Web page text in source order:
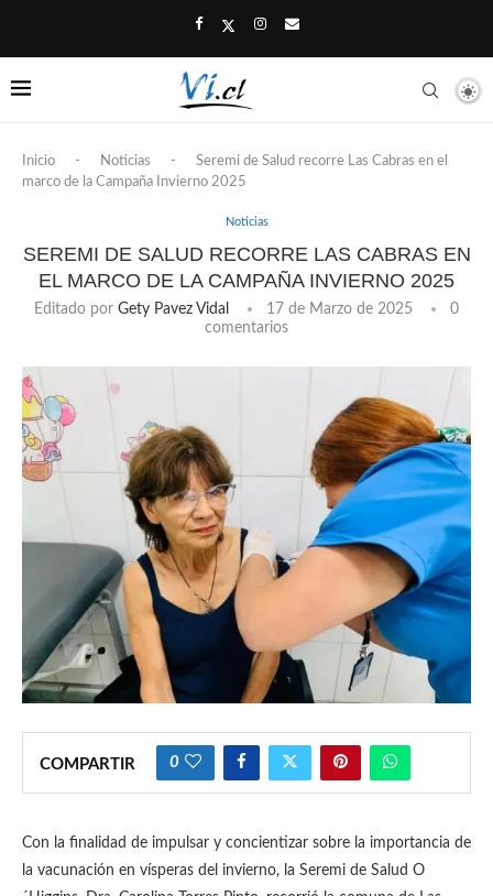
Inicio - Noticias -
Seremi de Salud recorre Las Cabras en el
marco de la Campaña Invierno 2025
Noticias
SEREMI DE SALUD RECORRE LAS CABRAS EN
EL MARCO DE LA CAMPAÑA INVIERNO 2025
Editado por Gety Pavez Vidal 17 de Marzo de 2025
0
comentarios
COMPARTIR 0
Con la finalidad de impulsar y concientizar sobre la importancia de
la vacunación en vísperas del invierno, la Seremi de Salud O